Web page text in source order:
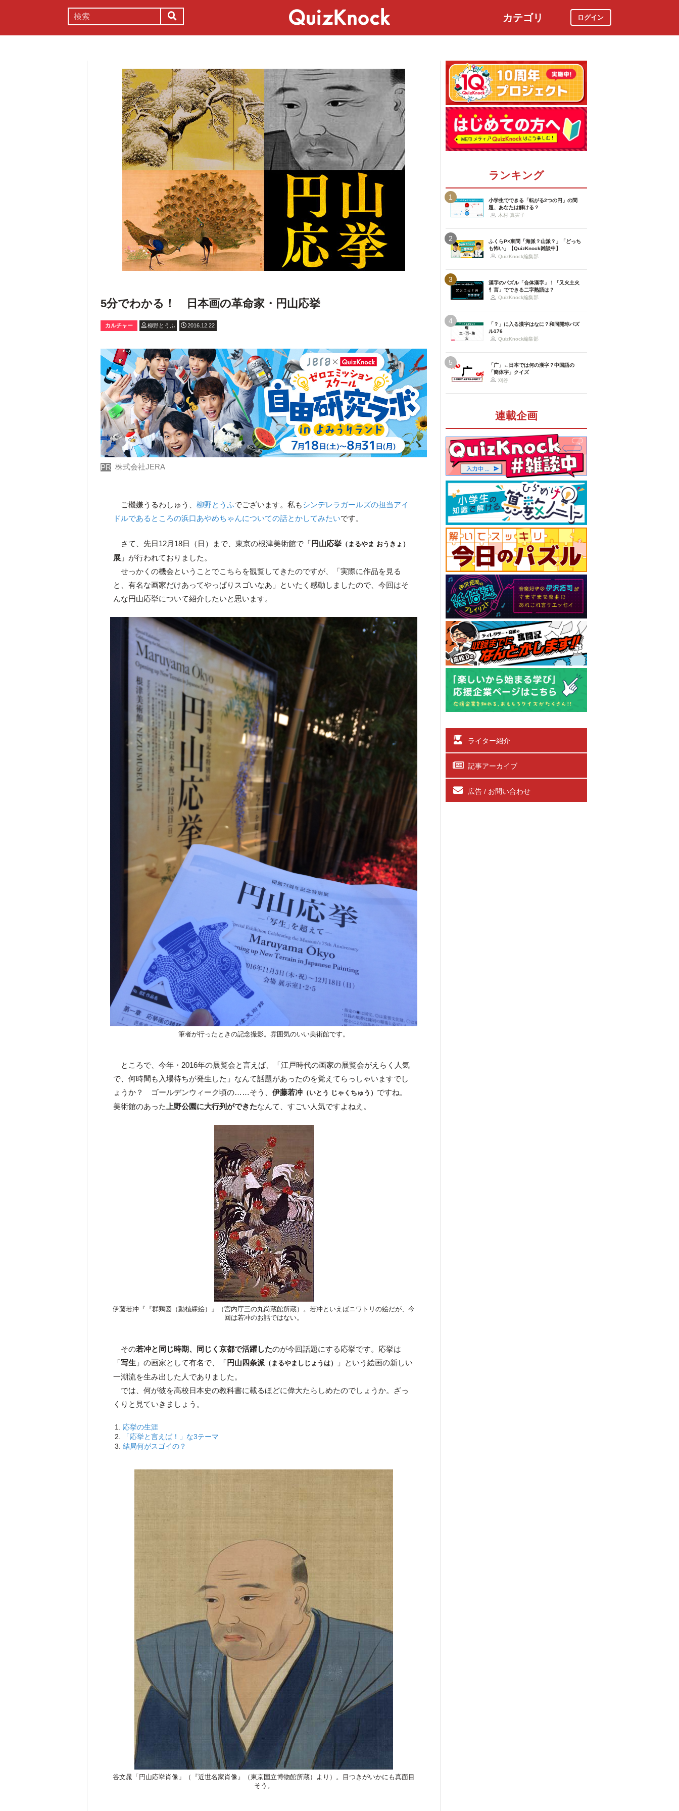
カテゴリ ログイン
5分でわかる！ 日本画の革命家・円山応挙
カルチャー 柳野とうふ 2016.12.22
PR 株式会社JERA
ご機嫌うるわしゅう、柳野とうふでございます。私もシンデレラガールズの担当アイ
ドルであるところの浜口あやめちゃんについての話とかしてみたいです。
さて、先日12月18日（日）まで、東京の根津美術館で「 円山応挙 （まるやま おうきょ）
展 」が行われておりました。
せっかくの機会ということでこちらを観覧してきたのですが、「実際に作品を見る
と、有名な画家だけあってやっぱりスゴいなあ」といたく感動しましたので、今回はそ
んな円山応挙について紹介したいと思います。
筆者が行ったときの記念撮影。雰囲気のいい美術館です。
ところで、今年・2016年の展覧会と言えば、「江戸時代の画家の展覧会がえらく人気
で、何時間も入場待ちが発生した」なんて話題があったのを覚えてらっしゃいますでし
ょうか？ ゴールデンウィーク頃の……そう、伊藤若冲 （いとう じゃくちゅう） ですね。
美術館のあった 上野公園に大行列ができたなんて、すごい人気ですよねえ。
伊藤若冲『『群鶏図（動植綵絵）』（宮内庁三の丸尚蔵館所蔵）。若冲といえばニワトリの絵だが、今
回は若冲のお話ではない。
その若冲と同じ時期、同じく京都で活躍したのが今回話題にする応挙です。応挙は
「写生 」の画家として有名で、「 円山四条派 （まるやましじょうは）
」という絵画の新しい
一潮流を生み出した人でありました。
では、何が彼を高校日本史の教科書に載るほどに偉大たらしめたのでしょうか。ざっ
くりと見ていきましょう。
応挙の生涯
「応挙と言えば！」な3テーマ
結局何がスゴイの？
谷文晁「円山応挙肖像」（『近世名家肖像』（東京国立博物館所蔵）より）。目つきがいかにも真面目
そう。
ランキング
1
小学生でできる「転がる2つの円」の問
題、あなたは解ける？
木村 真実子
2
ふくらP×東問「海派？山派？」「どっち
も怖い」【QuizKnock雑談中】
QuizKnock編集部
3
漢字のパズル「合体漢字」！「又火土火
忄言」でできる二字熟語は？
QuizKnock編集部
4
「？」に入る漢字はなに？和同開珎パズ
ル176
QuizKnock編集部
5
「广」←日本では何の漢字？中国語の
「簡体字」クイズ
刈谷
連載企画
ライター紹介
記事アーカイブ
広告 / お問い合わせ